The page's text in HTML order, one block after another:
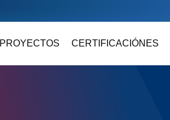
PROYECTOS CERTIFICACIÓNES